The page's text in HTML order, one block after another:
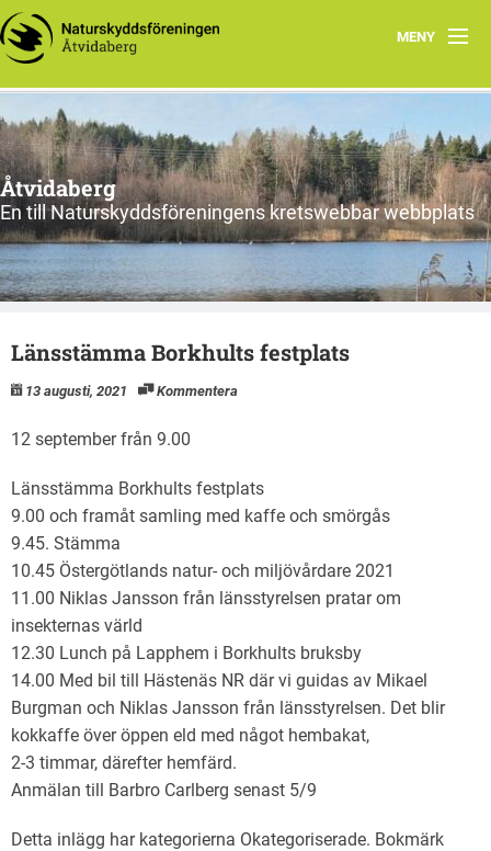
MENY
Hem
Föreningens lokala arbete
Åtvidaberg
En till Naturskyddsföreningens kretswebbar webbplats
Länsstämma Borkhults festplats
13 augusti, 2021 Kommentera
12 september från 9.00
Länsstämma Borkhults festplats
9.00 och framåt samling med kaffe och smörgås
9.45. Stämma
10.45 Östergötlands natur- och miljövårdare 2021
11.00 Niklas Jansson från länsstyrelsen pratar om
insekternas värld
12.30 Lunch på Lapphem i Borkhults bruksby
14.00 Med bil till Hästenäs NR där vi guidas av Mikael
Burgman och Niklas Jansson från länsstyrelsen. Det blir
kokkaffe över öppen eld med något hembakat,
2-3 timmar, därefter hemfärd.
Anmälan till Barbro Carlberg senast 5/9
Detta inlägg har kategorierna Okategoriserade. Bokmärk